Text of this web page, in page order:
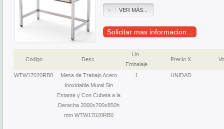
VER MÁS...
Solicitar mas informacion...
Codigo Desc.
Un.
Embalaje
Precio X
WTW17020RB0
Mesa de Trabajo Acero
Inoxidable Mural Sin
Estante y Con Cubeta a la
Derecha 2000x700x850h
mm WTW17020RB0
1 UNIDAD